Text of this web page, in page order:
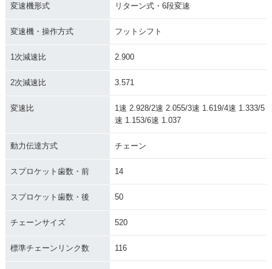
変速機形式 リターン式・6段変速
変速機・操作方式 フットシフト
1次減速比 2.900
2次減速比 3.571
変速比
1速 2.928/2速 2.055/3速 1.619/4速 1.333/5
速 1.153/6速 1.037
動力伝達方式 チェーン
スプロケット歯数・前 14
スプロケット歯数・後 50
チェーンサイズ 520
標準チェーンリンク数 116